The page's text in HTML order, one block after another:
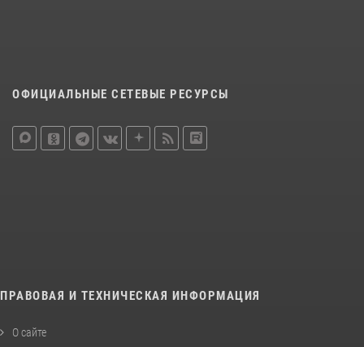
ОФИЦИАЛЬНЫЕ СЕТЕВЫЕ РЕСУРСЫ
ПРАВОВАЯ И ТЕХНИЧЕСКАЯ ИНФОРМАЦИЯ
О сайте